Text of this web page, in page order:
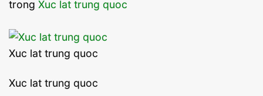
trong Xuc lat trung quoc
Xuc lat trung quoc
Xuc lat trung quoc